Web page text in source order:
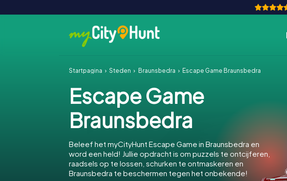
Startpagina Steden Braunsbedra Escape Game Braunsbedra
Escape Game
Braunsbedra
Beleef het myCityHunt Escape Game in Braunsbedra en
word een held! Jullie opdracht is om puzzels te ontcijferen,
raadsels op te lossen, schurken te ontmaskeren en
Braunsbedra te beschermen tegen het onbekende!